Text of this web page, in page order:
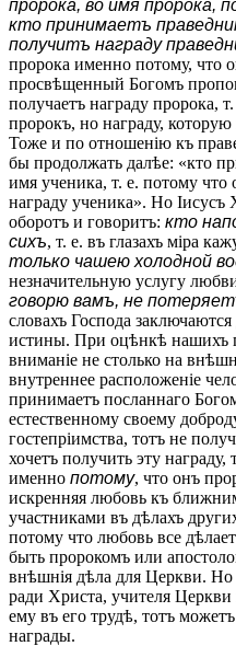
пророка, во имя пророка,
кто принимаетъ
получитъ награду
пророка именно потому, что
просвѣщенный Богомъ
получаетъ награду пророка,
пророкъ, но награду,
Тоже и по отношенію къ
бы продолжать далѣе: «кто
имя ученика, т. е. потому
награду ученика». Но Іисусъ
оборотъ и говоритъ: кто
сихъ, т. е. въ глазахъ міра
только чашею холодной
незначительную услугу
говорю вамъ, не
словахъ Господа
истины. При оцѣнкѣ нашихъ
вниманіе не столько на
внутреннее расположеніе
принимаетъ посланнаго
естественному своему
гостепріимства, тотъ не
хочетъ получить эту
именно потому, что онъ
искренняя любовь къ
участниками въ дѣлахъ
потому что любовь все
быть пророкомъ или
внѣшнія дѣла для Церкви.
ради Христа, учителя
ему въ его трудѣ, тотъ
награды.